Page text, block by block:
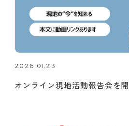
2026.01.23
オンライン現地活動報告会を